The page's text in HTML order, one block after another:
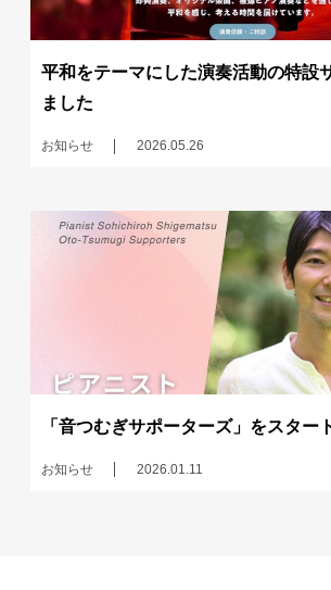
平和をテーマにした演奏活動の特設
ました
お知らせ 2026.05.26
「音つむぎサポーターズ」をスター
お知らせ 2026.01.11